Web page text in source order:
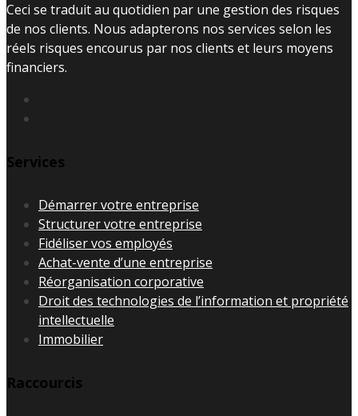
Ceci se traduit au quotidien par une gestion des risques
de nos clients. Nous adapterons nos services selon les
réels risques encourus par nos clients et leurs moyens
financiers.
Services
Démarrer votre entreprise
Structurer votre entreprise
Fidéliser vos employés
Achat-vente d’une entreprise
Réorganisation corporative
Droit des technologies de l’information et propriété
intellectuelle
Immobilier
Raccourcis